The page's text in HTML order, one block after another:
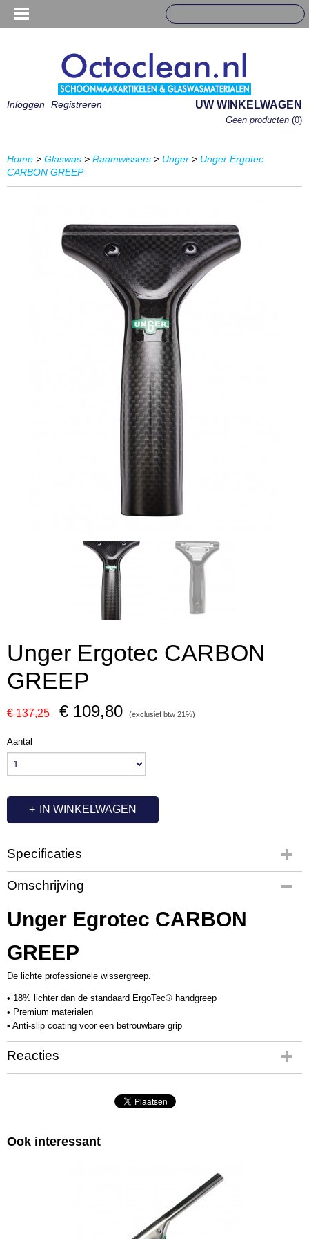
Inloggen Registreren UW WINKELWAGEN
Geen producten (0)
Home > Glaswas > Raamwissers > Unger > Unger Ergotec
CARBON GREEP
Unger Ergotec CARBON
GREEP
€ 137,25 € 109,80 (exclusief btw 21%)
Aantal
IN WINKELWAGEN
Specificaties
Productcode
UT3399
Productcode leverancier
UCH00
Omschrijving
Unger Egrotec CARBON
GREEP
De lichte professionele wissergreep.
• 18% lichter dan de standaard ErgoTec® handgreep
• Premium materialen
• Anti-slip coating voor een betrouwbare grip
Reacties
Ook interessant